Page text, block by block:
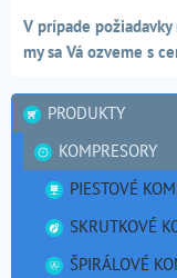
V prípade
my sa Vá ozveme s
PRODUKTY
KOMPRESORY
PIESTOVÉ
SKRUTKOVÉ
ŠPIRÁLOVÉ